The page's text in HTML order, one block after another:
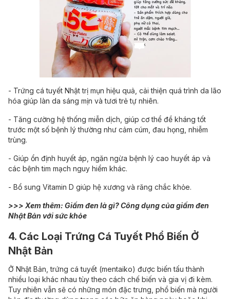
- Trứng cá tuyết Nhật trị mụn hiệu quả, cải thiện quá trình da lão
hóa giúp làn da sáng mịn và tươi trẻ tự nhiên.
- Tăng cường hệ thống miễn dịch, giúp cơ thể đề kháng tốt
trước một số bệnh lý thường như cảm cúm, đau họng, nhiễm
trùng.
- Giúp ổn định huyết áp, ngăn ngừa bệnh lý cao huyết áp và
các bệnh tim mạch nguy hiểm khác.
- Bổ sung Vitamin D giúp hệ xương và răng chắc khỏe.
>>> Xem thêm: Giấm đen là gì? Công dụng của giấm đen
Nhật Bản với sức khỏe
4. Các Loại Trứng Cá Tuyết Phổ Biến Ở
Nhật Bản
Ở Nhật Bản, trứng cá tuyết (mentaiko) được biến tấu thành
nhiều loại khác nhau tùy theo cách chế biến và gia vị đi kèm.
Tuy nhiên vẫn sẽ có những món đặc trưng, phổ biến mà người